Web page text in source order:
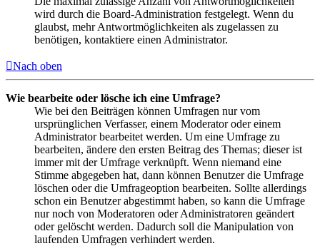
wird durch die Board-Administration festgelegt. Wenn du
glaubst, mehr Antwortmöglichkeiten als zugelassen zu
benötigen, kontaktiere einen Administrator.
Nach oben
Wie bearbeite oder lösche ich eine Umfrage?
Wie bei den Beiträgen können Umfragen nur vom
ursprünglichen Verfasser, einem Moderator oder einem
Administrator bearbeitet werden. Um eine Umfrage zu
bearbeiten, ändere den ersten Beitrag des Themas; dieser ist
immer mit der Umfrage verknüpft. Wenn niemand eine
Stimme abgegeben hat, dann können Benutzer die Umfrage
löschen oder die Umfrageoption bearbeiten. Sollte allerdings
schon ein Benutzer abgestimmt haben, so kann die Umfrage
nur noch von Moderatoren oder Administratoren geändert
oder gelöscht werden. Dadurch soll die Manipulation von
laufenden Umfragen verhindert werden.